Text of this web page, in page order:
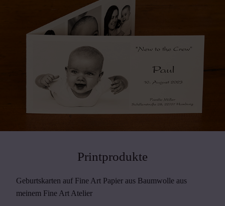
Printprodukte
Geburtskarten auf Fine Art Papier aus Baumwolle aus
meinem Fine Art Atelier